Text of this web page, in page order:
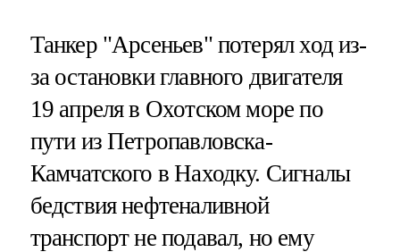
Танкер "Арсеньев" потерял ход из-
за остановки главного двигателя
19 апреля в Охотском море по
пути из Петропавловска-
Камчатского в Находку. Сигналы
бедствия нефтеналивной
транспорт не подавал, но ему